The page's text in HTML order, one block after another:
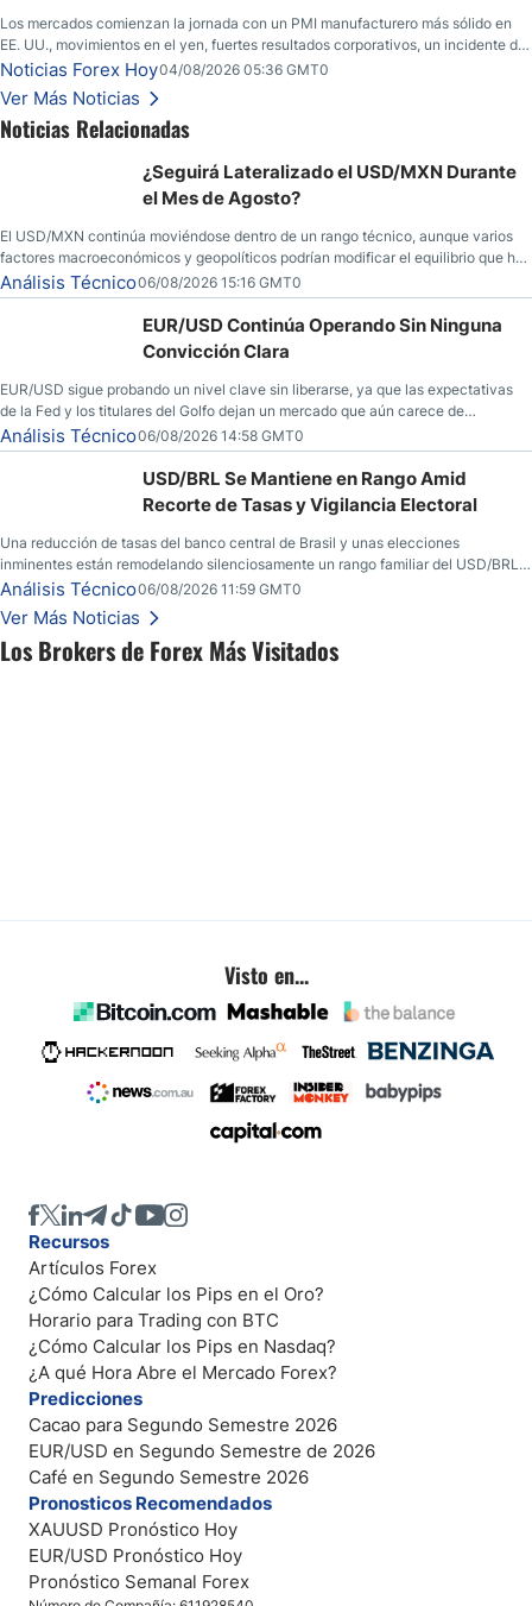
Los Brokers de Forex Más Visitados
Los mercados comienzan la jornada con un PMI manufacturero más sólido en
EE. UU., movimientos en el yen, fuertes resultados corporativos, un incidente de
seguridad en Bitcoin y nuevas señales desde el mercado del petróleo.
Noticias Forex Hoy04/08/2026 05:36 GMT0
Ver Más Noticias
Noticias Relacionadas
¿Seguirá Lateralizado el USD/MXN Durante
el Mes de Agosto?
El USD/MXN continúa moviéndose dentro de un rango técnico, aunque varios
factores macroeconómicos y geopolíticos podrían modificar el equilibrio que ha
dominado al mercado en las últimas semanas.
Análisis Técnico06/08/2026 15:16 GMT0
EUR/USD Continúa Operando Sin Ninguna
Convicción Clara
EUR/USD sigue probando un nivel clave sin liberarse, ya que las expectativas
de la Fed y los titulares del Golfo dejan un mercado que aún carece de
convicción real.
Análisis Técnico06/08/2026 14:58 GMT0
USD/BRL Se Mantiene en Rango Amid
Recorte de Tasas y Vigilancia Electoral
Una reducción de tasas del banco central de Brasil y unas elecciones
inminentes están remodelando silenciosamente un rango familiar del USD/BRL.
Una reducción de tasas por parte del banco central de Brasil y unas elecciones
inminentes están remodelando silenciosamente un rango familiar del USD/BRL.
Esto es lo que los traders están observando a continuación.
Análisis Técnico06/08/2026 11:59 GMT0
Ver Más Noticias
Visto en...
Recursos
Artículos Forex
¿Cómo Calcular los Pips en el Oro?
Horario para Trading con BTC
¿Cómo Calcular los Pips en Nasdaq?
¿A qué Hora Abre el Mercado Forex?
Predicciones
Cacao para Segundo Semestre 2026
EUR/USD en Segundo Semestre de 2026
Café en Segundo Semestre 2026
Pronosticos Recomendados
XAUUSD Pronóstico Hoy
EUR/USD Pronóstico Hoy
Pronóstico Semanal Forex